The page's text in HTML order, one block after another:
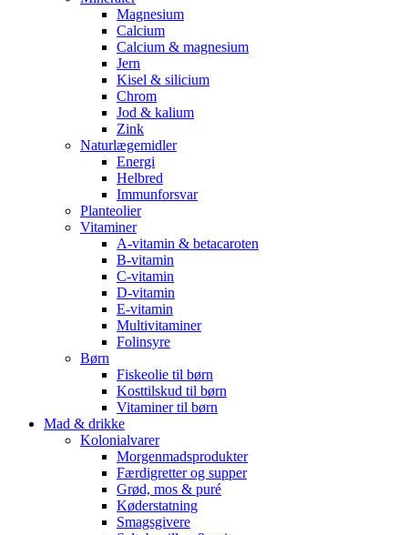
Magnesium
Calcium
Calcium & magnesium
Jern
Kisel & silicium
Chrom
Jod & kalium
Zink
Naturlægemidler
Energi
Helbred
Immunforsvar
Planteolier
Vitaminer
A-vitamin & betacaroten
B-vitamin
C-vitamin
D-vitamin
E-vitamin
Multivitaminer
Folinsyre
Børn
Fiskeolie til børn
Kosttilskud til børn
Vitaminer til børn
Mad & drikke
Kolonialvarer
Morgenmadsprodukter
Færdigretter og supper
Grød, mos & puré
Køderstatning
Smagsgivere